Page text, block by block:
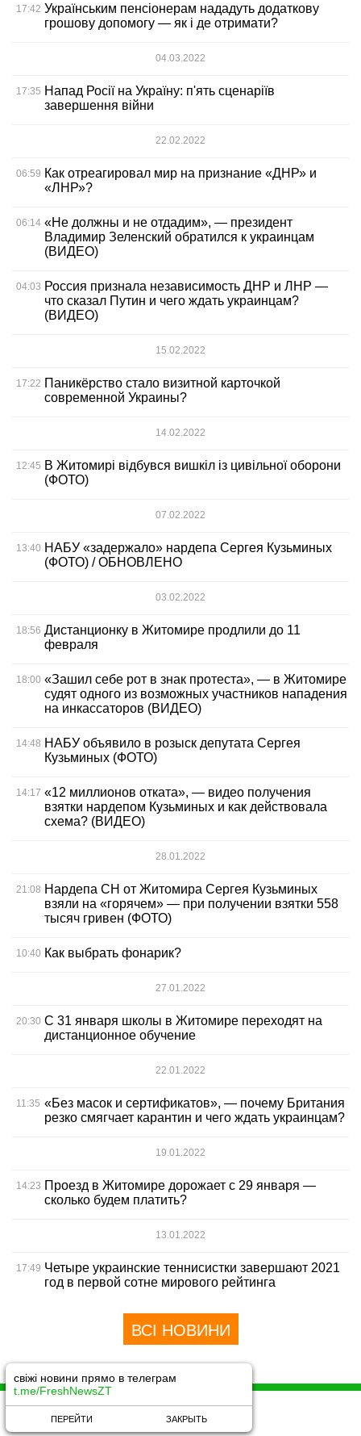
17:42 Українським пенсіонерам нададуть додаткову
грошову допомогу — як і де отримати?
04.03.2022
17:35 Напад Росії на Україну: п'ять сценаріїв
завершення війни
22.02.2022
06:59 Как отреагировал мир на признание «ДНР» и
«ЛНР»?
06:14 «Не должны и не отдадим», — президент
Владимир Зеленский обратился к украинцам
(ВИДЕО)
04:03 Россия признала независимость ДНР и ЛНР —
что сказал Путин и чего ждать украинцам?
(ВИДЕО)
15.02.2022
17:22 Паникёрство стало визитной карточкой
современной Украины?
14.02.2022
12:45 В Житомирі відбувся вишкіл із цивільної оборони
(ФОТО)
07.02.2022
13:40 НАБУ «задержало» нардепа Сергея Кузьминых
(ФОТО) / ОБНОВЛЕНО
03.02.2022
18:56 Дистанционку в Житомире продлили до 11
февраля
18:00 «Зашил себе рот в знак протеста», — в Житомире
судят одного из возможных участников нападения
на инкассаторов (ВИДЕО)
14:48 НАБУ объявило в розыск депутата Сергея
Кузьминых (ФОТО)
14:17 «12 миллионов отката», — видео получения
взятки нардепом Кузьминых и как действовала
схема? (ВИДЕО)
28.01.2022
21:08 Нардепа СН от Житомира Сергея Кузьминых
взяли на «горячем» — при получении взятки 558
тысяч гривен (ФОТО)
10:40 Как выбрать фонарик?
27.01.2022
20:30 С 31 января школы в Житомире переходят на
дистанционное обучение
22.01.2022
11:35 «Без масок и сертификатов», — почему Британия
резко смягчает карантин и чего ждать украинцам?
19.01.2022
14:23 Проезд в Житомире дорожает с 29 января —
сколько будем платить?
13.01.2022
17:49 Четыре украинские теннисистки завершают 2021
год в первой сотне мирового рейтинга
ВСІ НОВИНИ
© 2018 -2021 All rights reserved
свіжі новини прямо в телеграм
t.me/FreshNewsZT
ПЕРЕЙТИ ЗАКРЫТЬ